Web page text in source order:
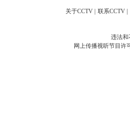
关于CCTV 联系CCTV
违法和
网上传播视听节目许